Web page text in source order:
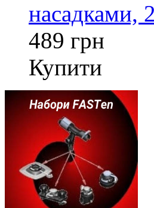
насадками,
489 грн
Купити